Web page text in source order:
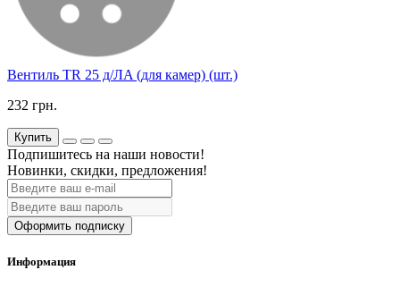
Вентиль TR 25 д/ЛA (для камер) (шт.)
232 грн.
Купить
Подпишитесь на наши новости!
Новинки, скидки, предложения!
Оформить подписку
Информация